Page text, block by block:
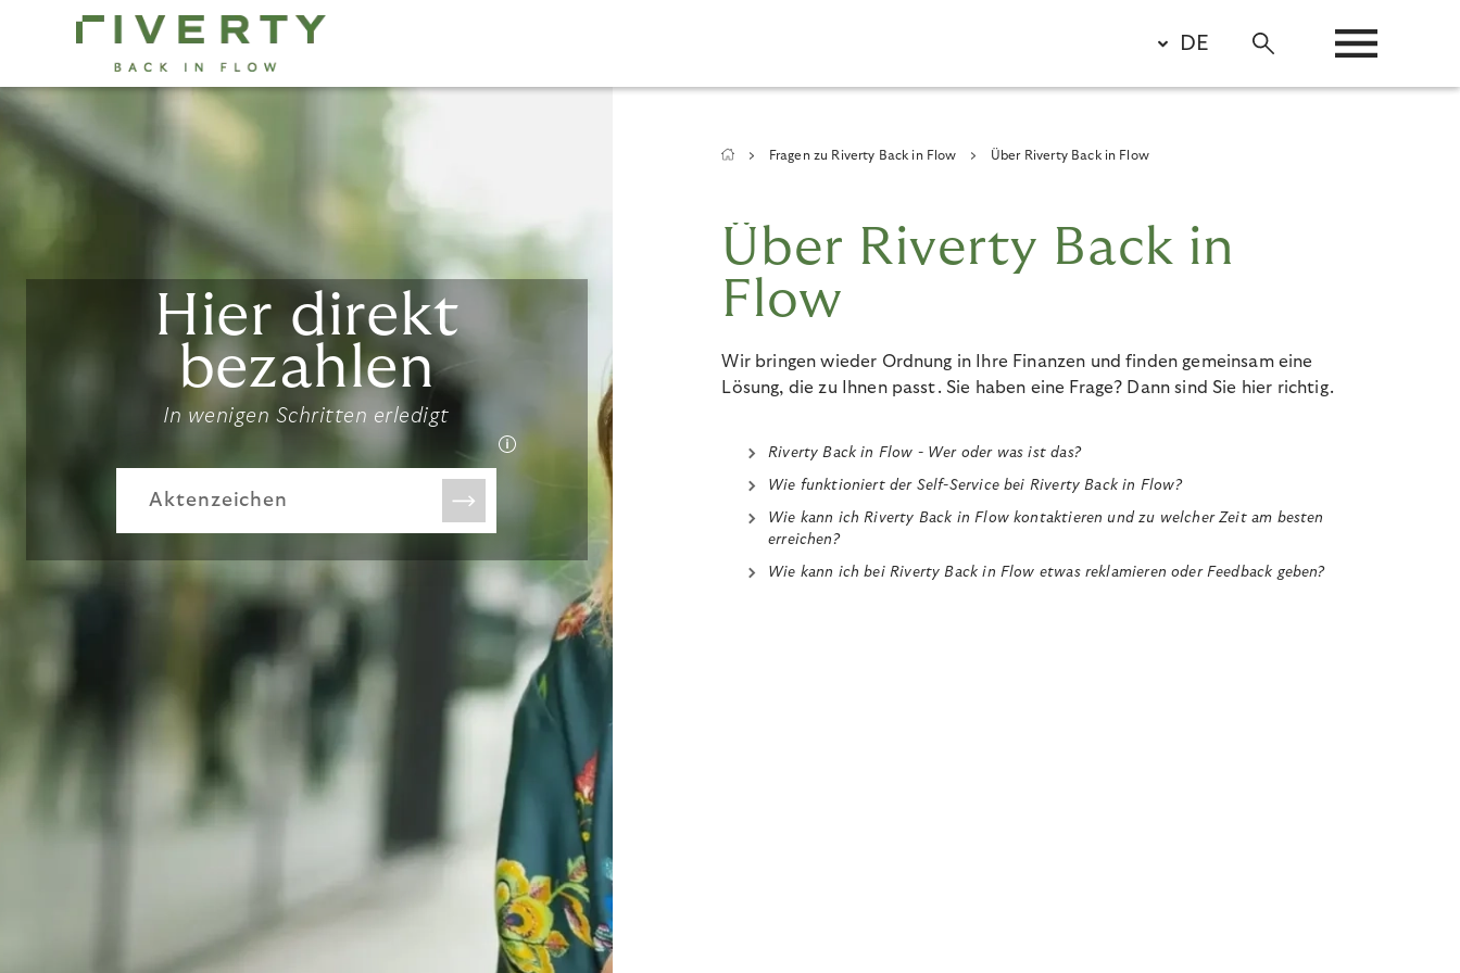
content
DE
Hier direkt
bezahlen
In wenigen Schritten erledigt
Aktenzeichen
Breadcrumb
Fragen zu Riverty Back in Flow Über Riverty Back in Flow
Über Riverty Back in
Flow
Wir bringen wieder Ordnung in Ihre Finanzen und finden gemeinsam eine
Lösung, die zu Ihnen passt. Sie haben eine Frage? Dann sind Sie hier richtig.
Riverty Back in Flow - Wer oder was ist das?
Wie funktioniert der Self-Service bei Riverty Back in Flow?
Wie kann ich Riverty Back in Flow kontaktieren und zu welcher Zeit am besten
erreichen?
Wie kann ich bei Riverty Back in Flow etwas reklamieren oder Feedback geben?